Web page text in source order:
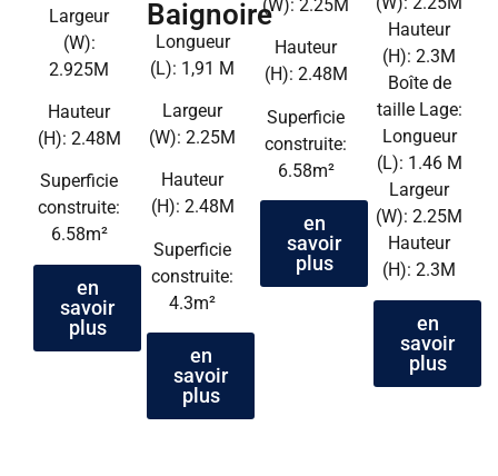
Largeur
(W):
2.925M
Hauteur
(H): 2.48M
Superficie
construite:
6.58m²
en
savoir
plus
Baignoire
Longueur
(L): 1,91 M
Largeur
(W): 2.25M
Hauteur
(H): 2.48M
Superficie
construite:
4.3m²
en
savoir
plus
(W): 2.25M
Hauteur
(H): 2.48M
Superficie
construite:
6.58m²
en
savoir
plus
Hauteur
(H): 2.3M
Boîte de
taille Lage:
Longueur
(L): 1.46 M
Largeur
(W): 2.25M
Hauteur
(H): 2.3M
en
savoir
plus